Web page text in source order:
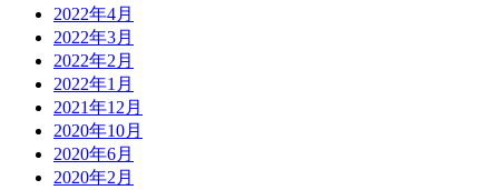
2022年4月
2022年3月
2022年2月
2022年1月
2021年12月
2020年10月
2020年6月
2020年2月